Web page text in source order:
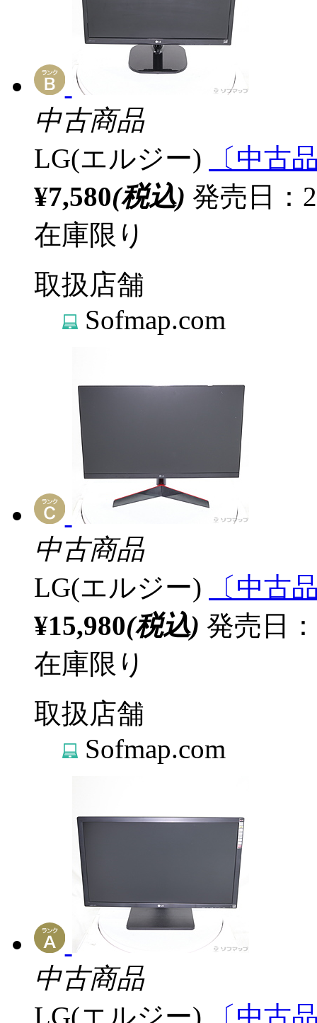
中古商品
LG(エルジー)
〔中古
¥7,580(税込) 発売日：
在庫限り
取扱店舗
Sofmap.com
中古商品
LG(エルジー)
〔中古
¥15,980(税込) 発売日
在庫限り
取扱店舗
Sofmap.com
中古商品
LG(エルジー)
〔中古